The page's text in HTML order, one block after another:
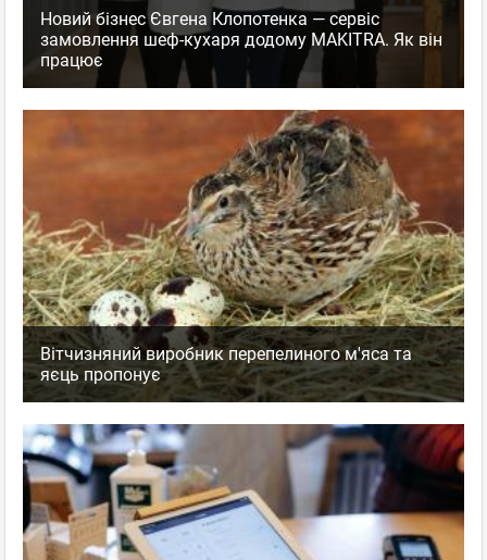
Новий бізнес Євгена Клопотенка — сервіс
замовлення шеф-кухаря додому MAKITRA. Як він
працює
Вітчизняний виробник перепелиного м'яса та
яєць пропонує